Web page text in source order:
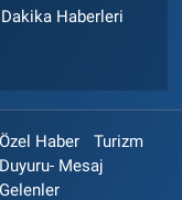
Haberleri
Özel Haber
Turizm
Mesaj